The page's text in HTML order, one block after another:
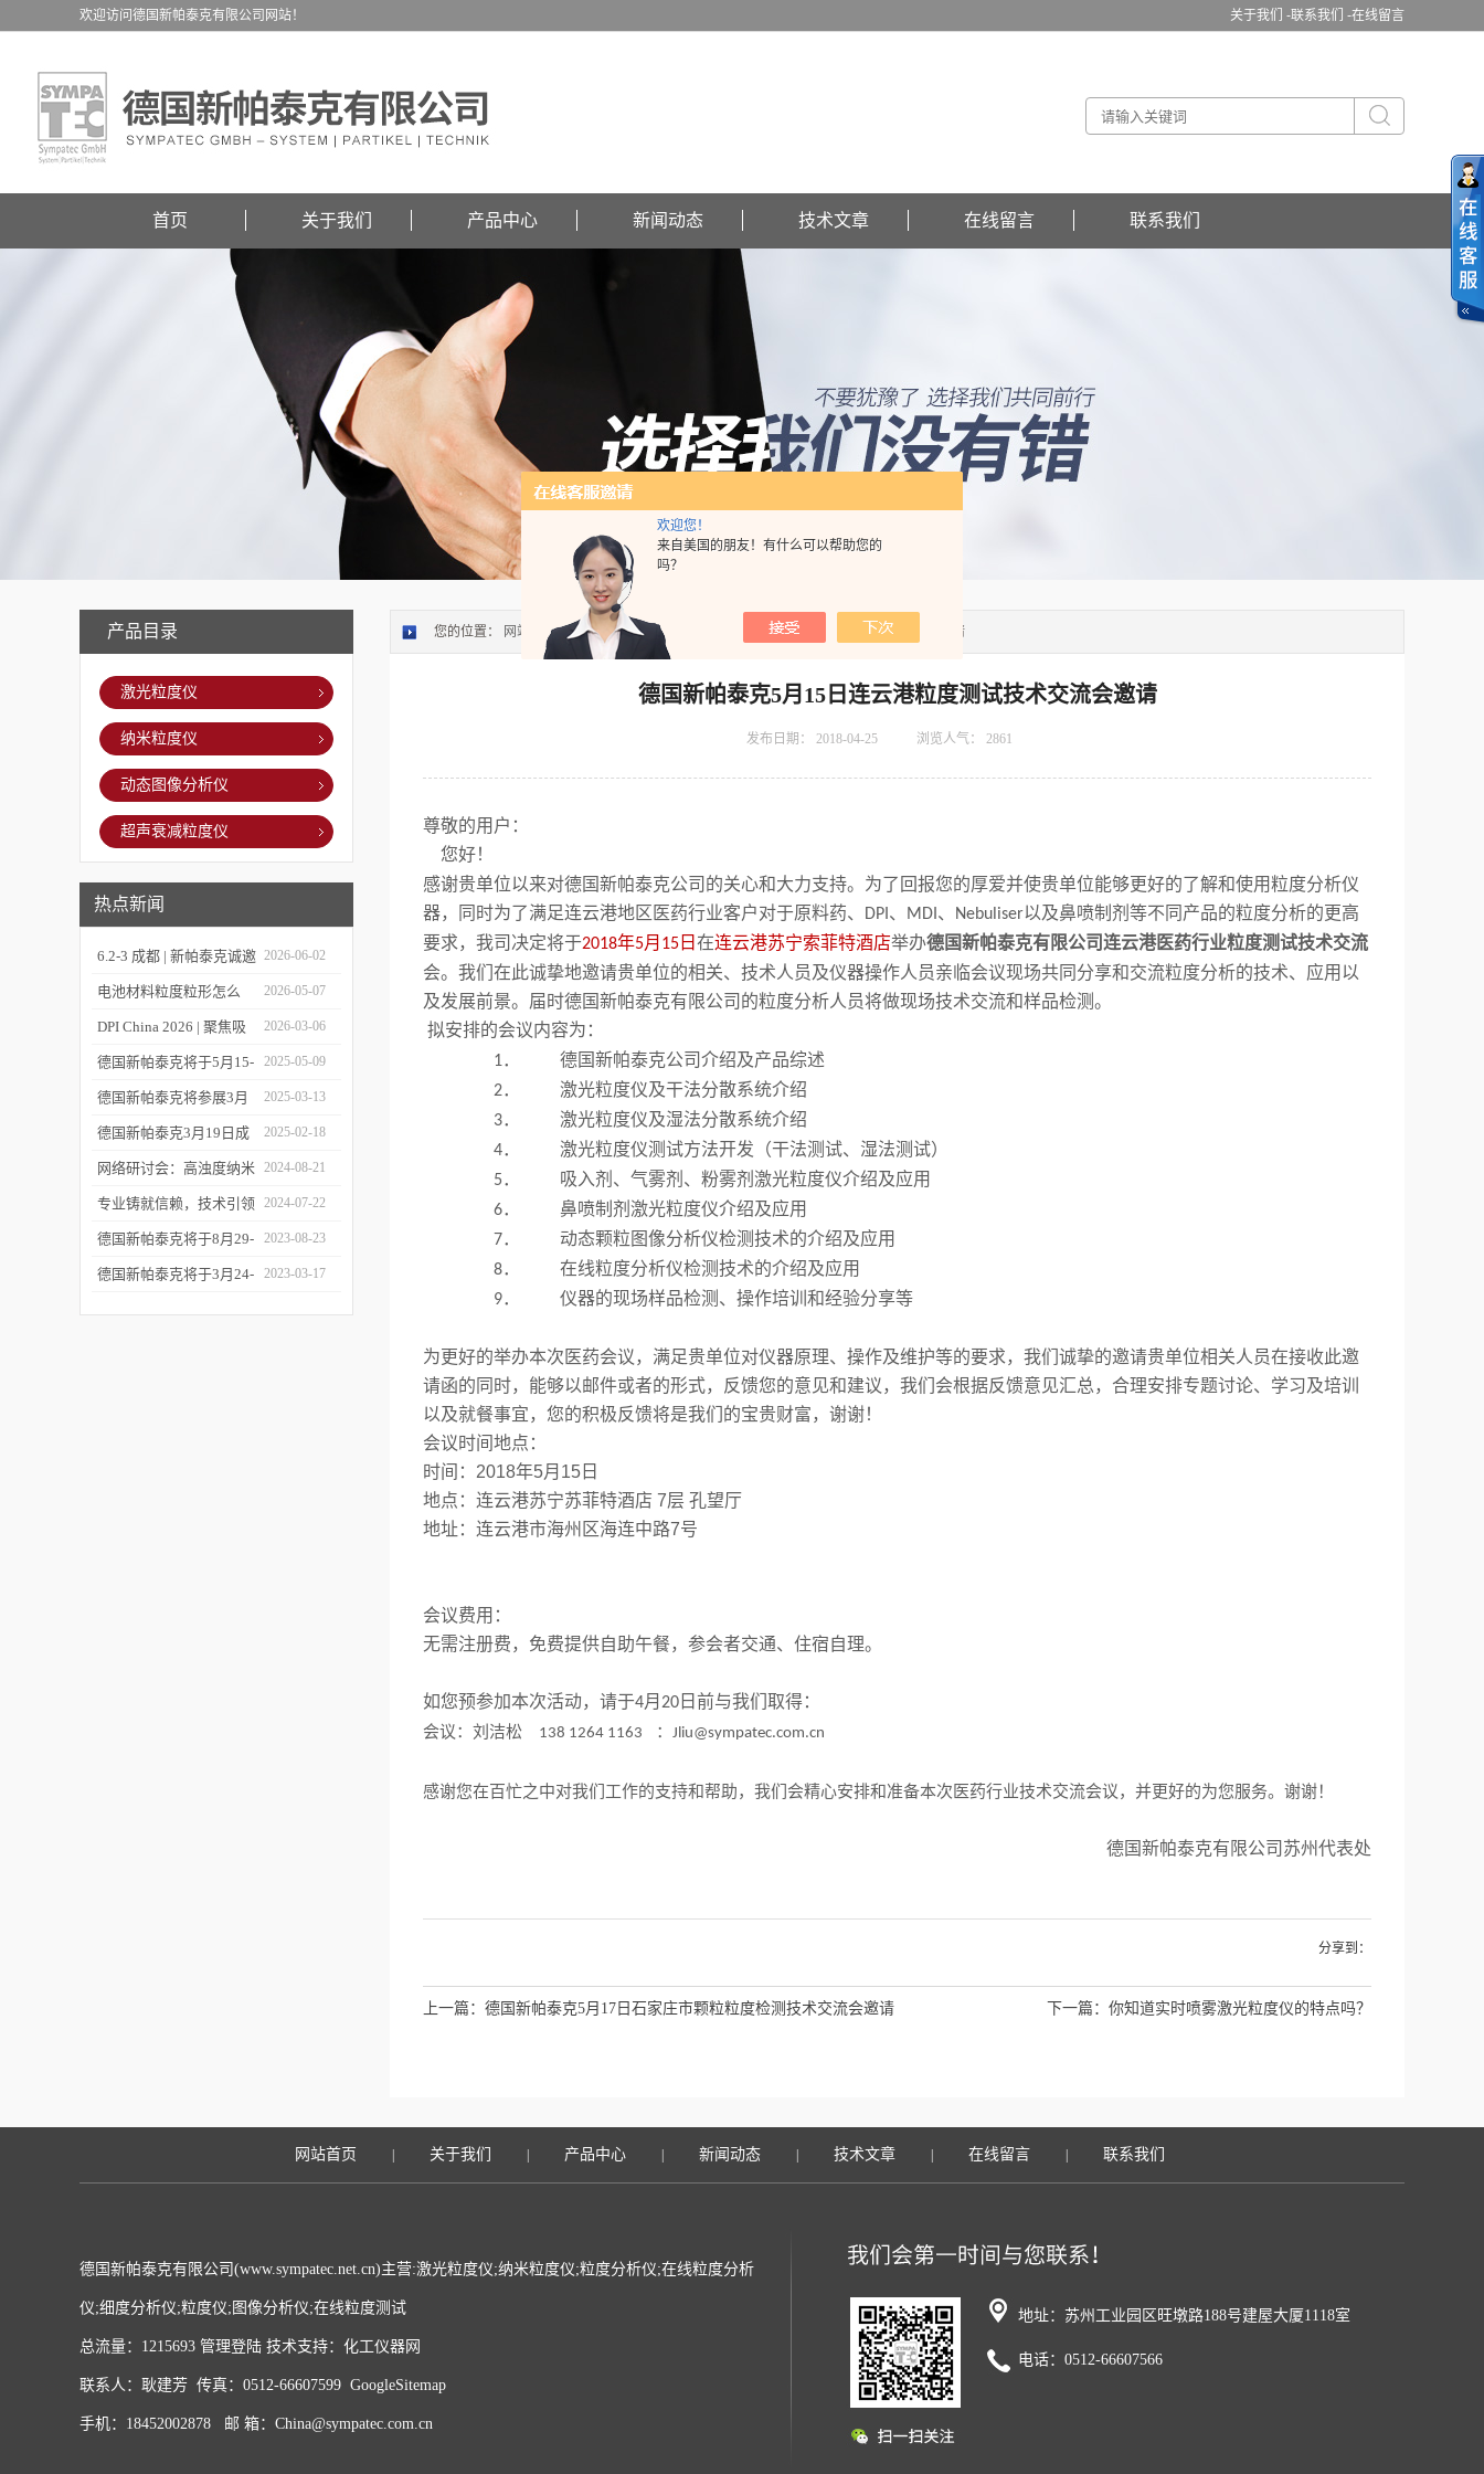
欢迎您！
来自美国的朋友！有什么可以帮助您的
吗？
关于我们 -联系我们 -在线留言
欢迎访问德国新帕泰克有限公司网站！
首页 关于我们 产品中心 新闻动态 技术文章 在线留言 联系我们
产品目录
激光粒度仪
纳米粒度仪
动态图像分析仪
超声衰减粒度仪
热点新闻
6.2-3 成都 | 新帕泰克诚邀
您相约CPI西南制药工业
大会
2026-06-02
电池材料粒度粒形怎么
测？德国新帕泰克邀您共
赴CIBF2026
2026-05-07
DPI China 2026 | 聚焦吸
入制剂前沿，共探技术创
新之路
2026-03-06
德国新帕泰克将于5月15-
17日参加深圳CIBF电池
展
2025-05-09
德国新帕泰克将参展3月
20-21日成都CPI制药工业
大会
2025-03-13
德国新帕泰克3月19日成
都粒度与粒形分析研讨会
诚邀参与
2025-02-18
网络研讨会：高浊度纳米
颗粒分散体系中的粒度分
析
2024-08-21
专业铸就信赖，技术引领
未来——新帕泰克中国20
周年
2024-07-22
德国新帕泰克将于8月29-
31日参加Formnext 2023
2023-08-23
德国新帕泰克将于3月24- 2023-03-17
您的位置： 网站首页>>新闻资讯>> 德国新帕泰克5月15日连云港粒度测试技术交流会邀请
德国新帕泰克5月15日连云港粒度测试技术交流会邀请
发布日期： 2018-04-25 浏览人气： 2861
尊敬的用户：
您好！
感谢贵单位以来对德国新帕泰克公司的关心和大力支持。为了回报您的厚爱并使贵单位能够更好的了解和使用粒度分析仪
器，同时为了满足连云港地区医药行业客户对于原料药、
DPI 、 MDI 、 Nebuliser以及鼻喷制剂等不同产品的粒度分析的更高
要求，我司决定将于2018年5月 15 日 在连云港苏宁索菲特酒店举办德国新帕泰克有限公司连云港医药行业粒度测试技术交流
会。我们在此诚挚地邀请贵单位的相关、技术人员及仪器操作人员亲临会议现场共同分享和交流粒度分析的技术、应用以
及发展前景。届时德国新帕泰克有限公司的粒度分析人员将做现场技术交流和样品检测。
拟安排的会议内容为：
1． 德国新帕泰克公司介绍及产品综述
2． 激光粒度仪及干法分散系统介绍
3． 激光粒度仪及湿法分散系统介绍
4． 激光粒度仪测试方法开发（干法测试、湿法测试）
5． 吸入剂、气雾剂、粉雾剂激光粒度仪介绍及应用
6． 鼻喷制剂激光粒度仪介绍及应用
7． 动态颗粒图像分析仪检测技术的介绍及应用
8． 在线粒度分析仪检测技术的介绍及应用
9． 仪器的现场样品检测、操作培训和经验分享等
为更好的举办本次医药会议，满足贵单位对仪器原理、操作及维护等的要求，我们诚挚的邀请贵单位相关人员在接收此邀
请函的同时，能够以邮件或者的形式，反馈您的意见和建议，我们会根据反馈意见汇总，合理安排专题讨论、学习及培训
以及就餐事宜，您的积极反馈将是我们的宝贵财富，谢谢！
会议时间地点：
时间：2018年5月15日
地点：连云港苏宁苏菲特酒店 7层 孔望厅
地址：连云港市海州区海连中路7号
会议费用：
无需注册费，免费提供自助午餐，参会者交通、住宿自理。
如您预参加本次活动，请于4月 20 日前与我们取得：
会议：刘洁松
138 1264 1163 ： Jliu@sympatec.com.cn
感谢您在百忙之中对我们工作的支持和帮助，我们会精心安排和准备本次医药行业技术交流会议，并更好的为您服务。谢谢！
德国新帕泰克有限公司苏州代表处
分享到：
上一篇： 德国新帕泰克5月17日石家庄市颗粒粒度检测技术交流会邀请 下一篇： 你知道实时喷雾激光粒度仪的特点吗？
网站首页 关于我们 产品中心 新闻动态 技术文章 在线留言 联系我们
德国新帕泰克有限公司(www.sympatec.net.cn)主营:激光粒度仪;纳米粒度仪;粒度分析仪;在线粒度分析
仪;细度分析仪;粒度仪;图像分析仪;在线粒度测试
总流量：1215693 管理登陆 技术支持： 化工仪器网
联系人：耿建芳 传真：0512-66607599 GoogleSitemap
手机：18452002878 邮 箱：China@sympatec.com.cn
地址：苏州工业园区旺墩路188号建屋大厦1118室
电话：0512-66607566